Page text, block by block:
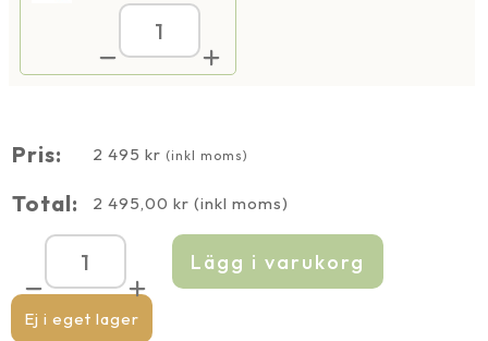
Ej i eget lager
AquaOxy
2500,
IP44
Pris: 2 495 kr (inkl moms)
Total: 2 495,00 kr (inkl moms)
AquaOxy
2500,
IP44
mängd
Lägg i varukorg